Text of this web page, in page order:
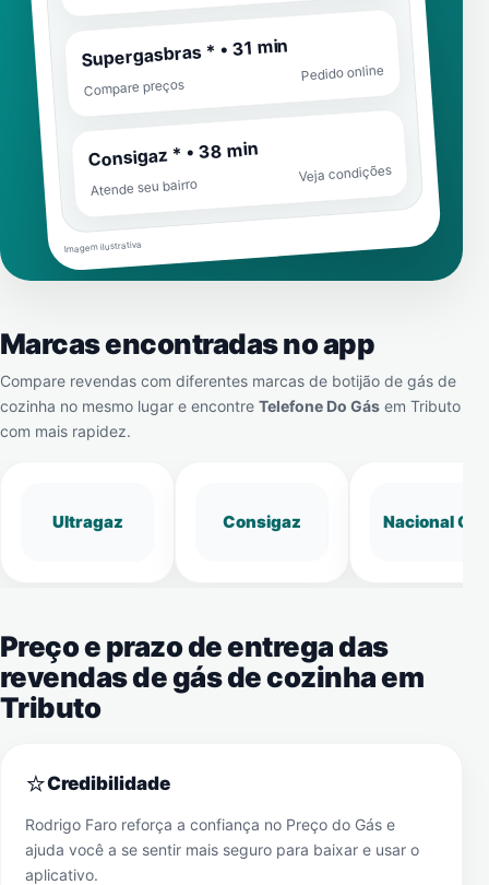
Supergasbras * • 31 min
Compare preços
Pedido online
Consigaz * • 38 min
Atende seu bairro
Veja condições
Imagem ilustrativa
Marcas encontradas no app
Compare revendas com diferentes marcas de botijão de gás de
cozinha no mesmo lugar e encontre Telefone Do Gás em Tributo
com mais rapidez.
Ultragaz Consigaz Nacional Gás
Preço e prazo de entrega das
revendas de gás de cozinha em
Tributo
⭐Credibilidade
Rodrigo Faro reforça a confiança no Preço do Gás e
ajuda você a se sentir mais seguro para baixar e usar o
aplicativo.